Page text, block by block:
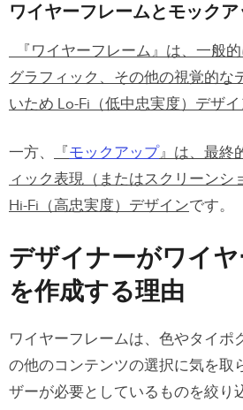
ワイヤーフレームとモック
『ワイヤーフレーム』は、一般
グラフィック、その他の視覚的な
いため Lo-Fi（低中忠実度）デザイ
一方、 『モックアップ』は、最終
ィック表現（またはスクリーンシ
Hi-Fi（高忠実度）デザインです。
デザイナーがワイ
を作成する理由
ワイヤーフレームは、色やタイポ
の他のコンテンツの選択に気を取
ザーが必要としているものを絞り